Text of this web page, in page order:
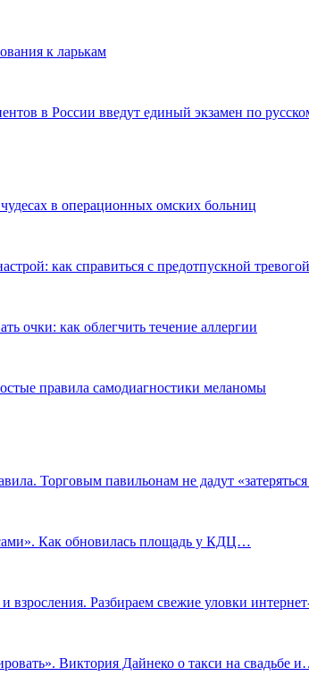
к ларькам
в России введут единый экзамен по
в операционных омских больниц
как справиться с предотпускной тревогой
очки: как облегчить течение аллергии
правила самодиагностики меланомы
Торговым павильонам не дадут
Как обновилась площадь у КДЦ…
Разбираем свежие уловки
Виктория Дайнеко о такси на свадьбе